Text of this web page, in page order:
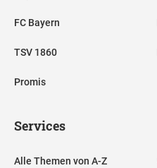
FC Bayern
TSV 1860
Promis
Services
Alle Themen von A-Z